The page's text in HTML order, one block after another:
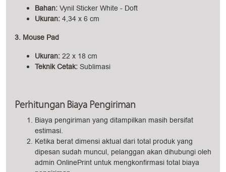
Bahan: Vynil Sticker White - Doft
Ukuran: 4,34 x 6 cm
3. Mouse Pad
Ukuran: 22 x 18 cm
Teknik Cetak: Sublimasi
Perhitungan Biaya Pengiriman
Biaya pengiriman yang ditampilkan masih bersifat
estimasi.
Ketika berat dimensi aktual dari total produk yang
dipesan sudah muncul, pelanggan akan dihubungi oleh
admin OnlinePrint untuk mengkonfirmasi total biaya